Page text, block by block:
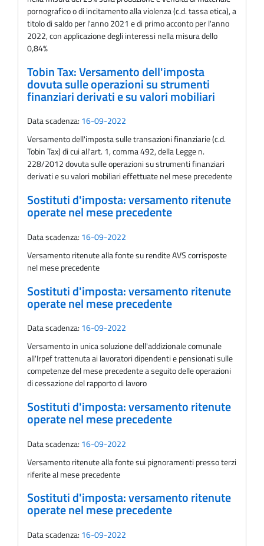
pornografico o di incitamento alla violenza (c.d. tassa etica), a
titolo di saldo per l'anno 2021 e di primo acconto per l'anno
2022, con applicazione degli interessi nella misura dello
0,84%
Tobin Tax: Versamento dell'imposta
dovuta sulle operazioni su strumenti
finanziari derivati e su valori mobiliari
Data scadenza: 16-09-2022
Versamento dell'imposta sulle transazioni finanziarie (c.d.
Tobin Tax) di cui all'art. 1, comma 492, della Legge n.
228/2012 dovuta sulle operazioni su strumenti finanziari
derivati e su valori mobiliari effettuate nel mese precedente
Sostituti d'imposta: versamento ritenute
operate nel mese precedente
Data scadenza: 16-09-2022
Versamento ritenute alla fonte su rendite AVS corrisposte
nel mese precedente
Sostituti d'imposta: versamento ritenute
operate nel mese precedente
Data scadenza: 16-09-2022
Versamento in unica soluzione dell'addizionale comunale
all'Irpef trattenuta ai lavoratori dipendenti e pensionati sulle
competenze del mese precedente a seguito delle operazioni
di cessazione del rapporto di lavoro
Sostituti d'imposta: versamento ritenute
operate nel mese precedente
Data scadenza: 16-09-2022
Versamento ritenute alla fonte sui pignoramenti presso terzi
riferite al mese precedente
Sostituti d'imposta: versamento ritenute
operate nel mese precedente
Data scadenza: 16-09-2022